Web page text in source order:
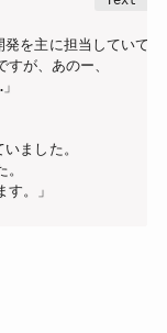
を主に担当していて、
が、あのー、
ました。
。」